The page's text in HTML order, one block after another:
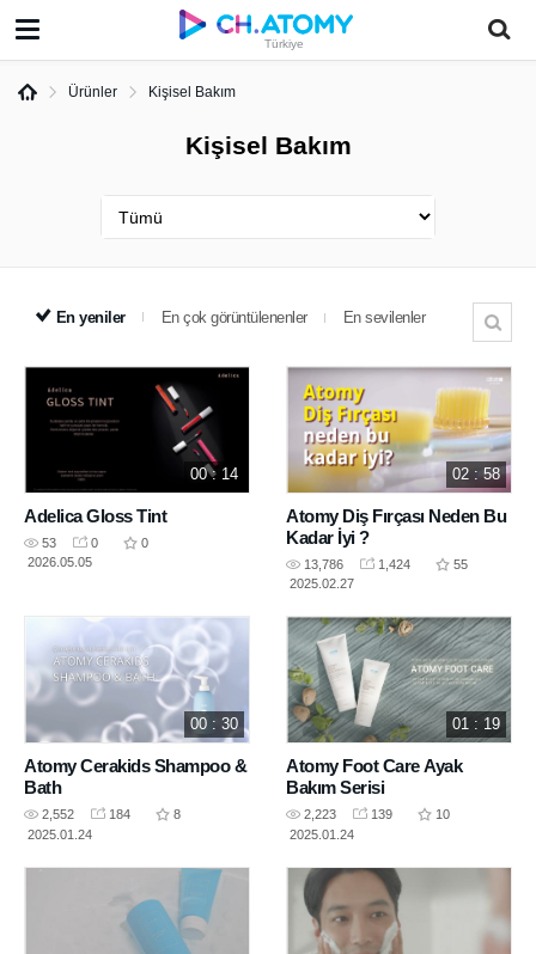
Türkiye
Ürünler Kişisel Bakım
Kişisel Bakım
En yeniler En çok görüntülenenler En sevilenler
00 : 14
Adelica Gloss Tint
53 0
0
2026.05.05
02 : 58
Atomy Diş Fırçası Neden Bu
Kadar İyi ?
13,786 1,424
55
2025.02.27
00 : 30
Atomy Cerakids Shampoo &
Bath
2,552 184
8
2025.01.24
01 : 19
Atomy Foot Care Ayak
Bakım Serisi
2,223 139
10
2025.01.24